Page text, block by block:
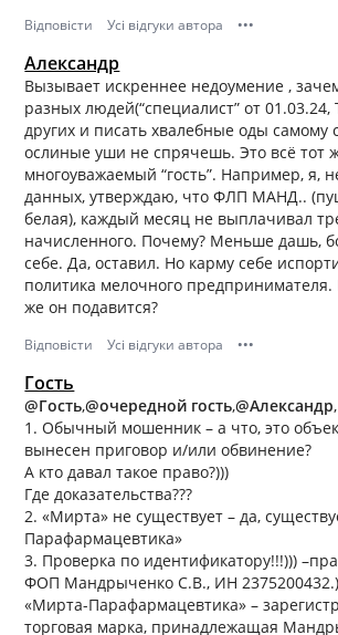
Відповісти Усі відгуки автора •••
Александр
Вызывает искреннее недоумение ,
разных людей(“специалист” от 01.03.24,
других и писать хвалебные оды самому
ослиные уши не спрячешь. Это всё тот
многоуважаемый “гость”. Например, я,
данных, утверждаю, что ФЛП МАНД..
белая), каждый месяц не выплачивал
начисленного. Почему? Меньше дашь,
себе. Да, оставил. Но карму себе
политика мелочного предпринимателя.
же он подавится?
Відповісти Усі відгуки автора •••
Гость
@Гость,@очередной гость,@Александр,
1. Обычный мошенник – а что, это
вынесен приговор и/или обвинение?
А кто давал такое право?)))
Где доказательства???
2. «Мирта» не существует – да,
Парафармацевтика»
3. Проверка по идентификатору!!!)))
ФОП Мандрыченко С.В., ИН
«Мирта-Парафармацевтика» –
торговая марка, принадлежащая